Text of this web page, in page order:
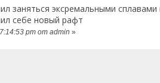
заняться эксремальными сплавами
себе новый рафт
pm от admin »